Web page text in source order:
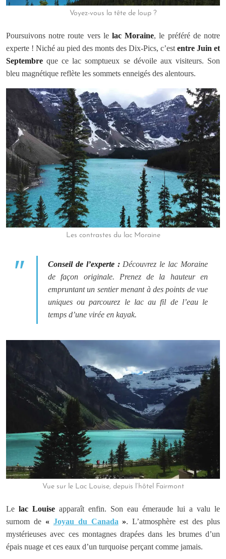
Voyez-vous la tête de loup ?
Poursuivons notre route vers le lac Moraine, le préféré de notre
experte ! Niché au pied des monts des Dix-Pics, c’est entre Juin et
Septembre que ce lac somptueux se dévoile aux visiteurs. Son
bleu magnétique reflète les sommets enneigés des alentours.
Les contrastes du lac Moraine
Conseil de l’experte :Découvrez le lac Moraine
de façon originale. Prenez de la hauteur en
empruntant un sentier menant à des points de vue
uniques ou parcourez le lac au fil de l’eau le
temps d’une virée en kayak.
Vue sur le Lac Louise, depuis l’hôtel Fairmont
Le lac Louise apparaît enfin. Son eau émeraude lui a valu le
surnom de « Joyau du Canada». L’atmosphère est des plus
mystérieuses avec ces montagnes drapées dans les brumes d’un
épais nuage et ces eaux d’un turquoise perçant comme jamais.